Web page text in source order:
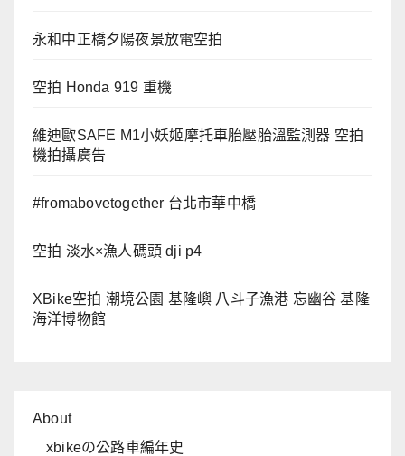
永和中正橋夕陽夜景放電空拍
空拍 Honda 919 重機
維迪歐SAFE M1小妖姬摩托車胎壓胎溫監測器 空拍
機拍攝廣告
#fromabovetogether 台北市華中橋
空拍 淡水×漁人碼頭 dji p4
XBike空拍 潮境公園 基隆嶼 八斗子漁港 忘幽谷 基隆
海洋博物館
About
xbikeの公路車編年史